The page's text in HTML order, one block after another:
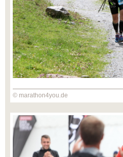
© marathon4you.de